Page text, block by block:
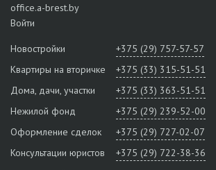
office.a-brest.by
Войти
Новостройки
+375 (29) 757-57-57
Квартиры на вторичке
+375 (33) 315-51-51
Дома, дачи, участки
+375 (33) 363-51-51
Нежилой фонд
+375 (29) 239-52-00
Оформление сделок
+375 (29) 727-02-07
Консультации юристов
+375 (29) 722-38-36